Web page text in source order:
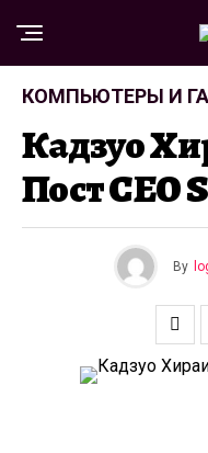
КОМПЬЮТЕРЫ И
Кадзуо
Пост CEO
By